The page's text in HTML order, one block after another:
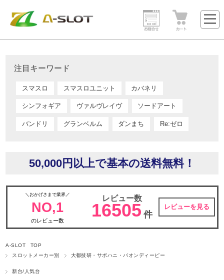
注目キーワード
スマスロ スマスロユニット カバネリ
シンフォギア ヴァルヴレイヴ ソードアート
バンドリ グランベルム ダンまち Re:ゼロ
50,000円以上で基本の送料無料！
＼おかげさまで業界／
NO,1
のレビュー数
レビュー数
16505 件
レビューを見る
A-SLOT TOP
スロットメーカー別
大都技研・サボハニ・パオンディーピー
新台/人気台